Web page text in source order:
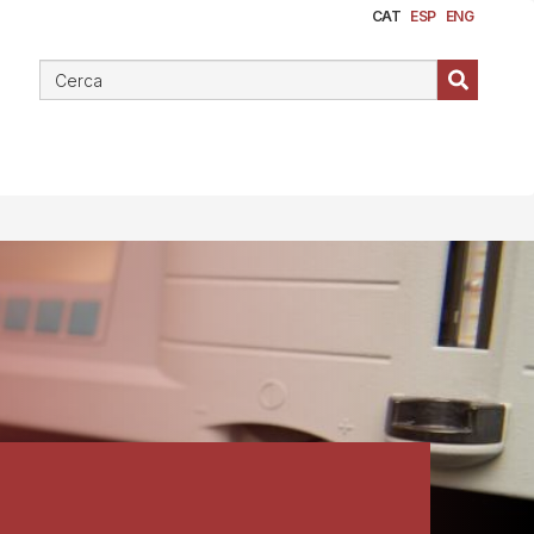
CAT ESP ENG